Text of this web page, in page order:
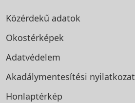
Közérdekű adatok
Okostérképek
Adatvédelem
Akadálymentesítési nyilatkozat
Honlaptérkép